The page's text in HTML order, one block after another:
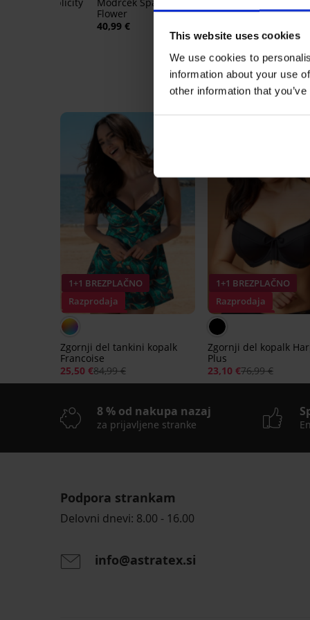
This website uses cookies
We use cookies to
information about your use
other information that
Flower
40,99 €
Violeta
32,79 € koda:
1+1 BREZPLAČNO
Razprodaja
Popust -70%
Zgornji del tankini kopalk
Francoise
25,50 €84,99 €
1+1 BREZPLAČNO
Razprodaja
Popust -70%
Zgornji del kopalk
Plus
23,10 €76,99 €
8 % od nakupa nazaj
za prijavljene stranke
Podpora strankam
Delovni dnevi: 8.00 - 16.00
info@astratex.si